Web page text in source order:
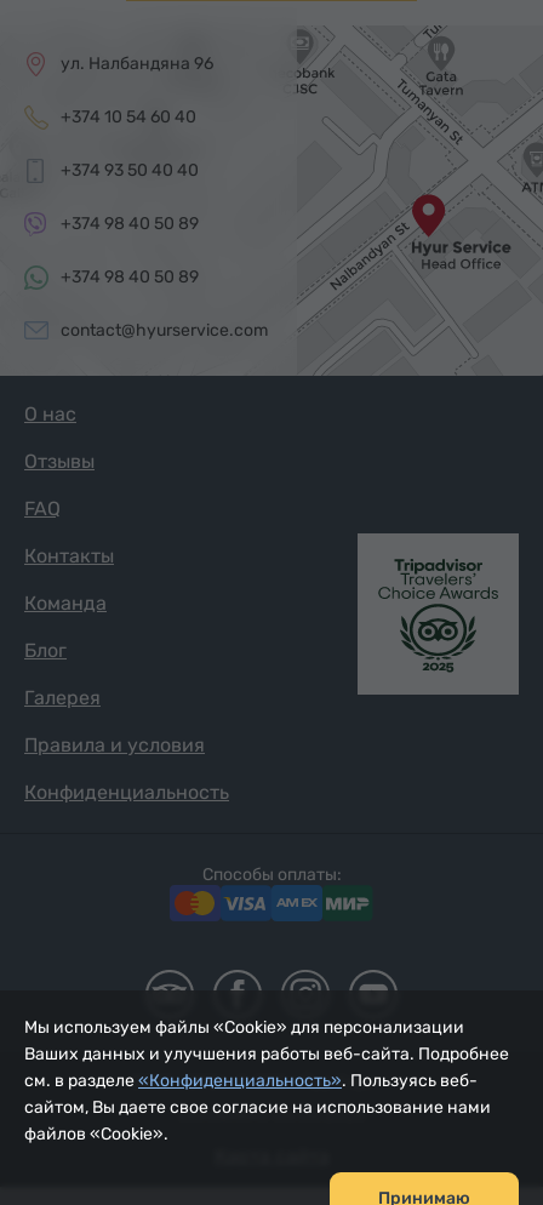
ул. Налбандяна 96
+374 10 54 60 40
+374 93 50 40 40
+374 98 40 50 89
+374 98 40 50 89
contact@hyurservice.com
О нас
Отзывы
FAQ
Контакты
Команда
Блог
Галерея
Правила и условия
Конфиденциальность
Способы оплаты:
2002 - 2026, © ООО «Йур Сервис»;
Обновлено 06.08.2026
Мы используем файлы «Cookie» для персонализации
Ваших данных и улучшения работы веб-сайта. Подробнее
см. в разделе«Конфиденциальность». Пользуясь веб-
сайтом, Вы даете свое согласие на использование нами
файлов «Cookie».
Принимаю